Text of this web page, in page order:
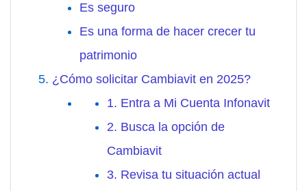
Es seguro
Es una forma de hacer crecer tu
patrimonio
¿Cómo solicitar Cambiavit en 2025?
1. Entra a Mi Cuenta Infonavit
2. Busca la opción de
Cambiavit
3. Revisa tu situación actual